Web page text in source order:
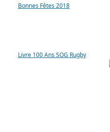
Bonnes Fêtes 2018
Livre 100 Ans SOG Rugby